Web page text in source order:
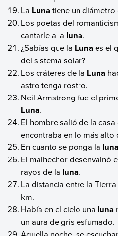
La Luna tiene un diámetro
Los poetas del
cantarle a la luna.
¿Sabías que la Luna es el
del sistema solar?
Los cráteres de la Luna
astro tenga rostro.
Neil Armstrong fue el
Luna.
El hombre salió de la
encontraba en lo más alto
En cuanto se ponga la luna
El malhechor desenvainó
rayos de la luna.
La distancia entre la Tierra
km.
Había en el cielo una luna
un aura de gris esfumado.